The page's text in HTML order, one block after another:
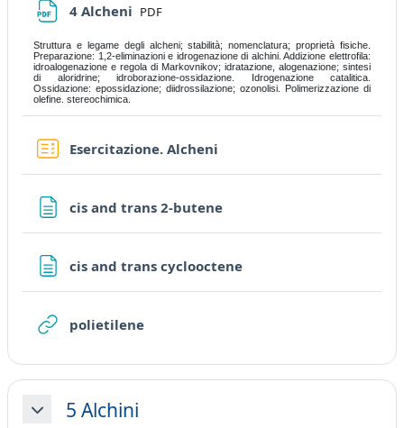
4 Alcheni File
PDF
Struttura e legame degli alcheni; stabilità; nomenclatura; proprietà fisiche.
Preparazione: 1,2-eliminazioni e idrogenazione di alchini. Addizione elettrofila:
idroalogenazione e regola di Markovnikov; idratazione, alogenazione; sintesi
di aloridrine; idroborazione-ossidazione. Idrogenazione catalitica.
Ossidazione: epossidazione; diidrossilazione; ozonolisi. Polimerizzazione di
olefine. stereochimica.
Esercitazione. Alcheni
cis and trans 2-butenePage
cis and trans cyclooctenePage
polietileneURL
Collapse5 Alchini